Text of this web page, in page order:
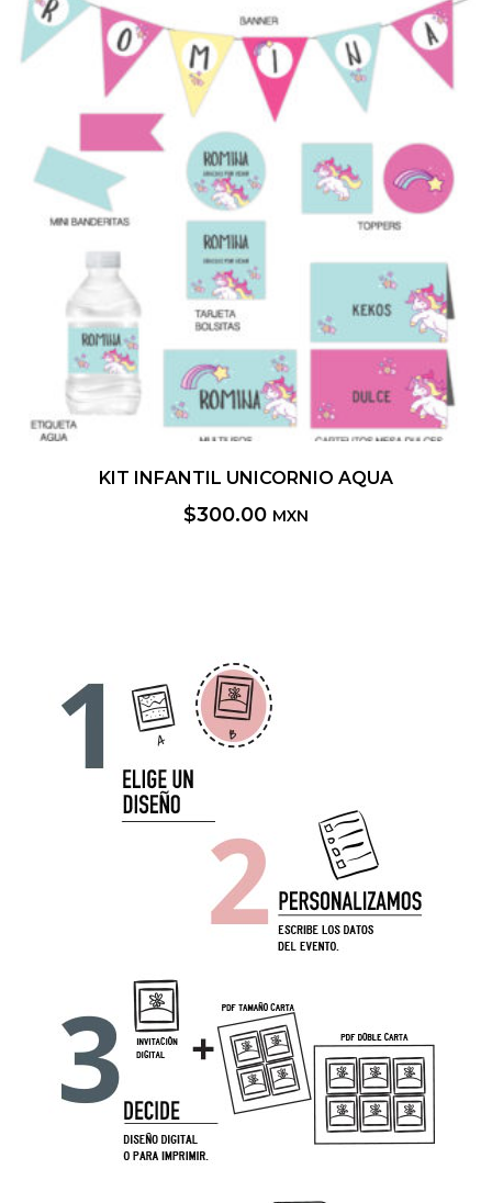
KIT INFANTIL UNICORNIO AQUA
$300.00 MXN